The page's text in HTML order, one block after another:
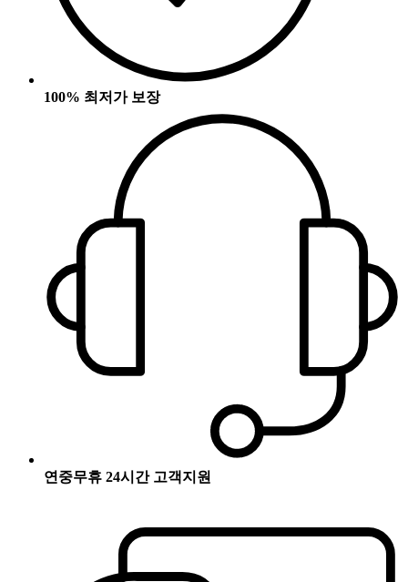
100% 최저가 보장
연중무휴 24시간 고객지원